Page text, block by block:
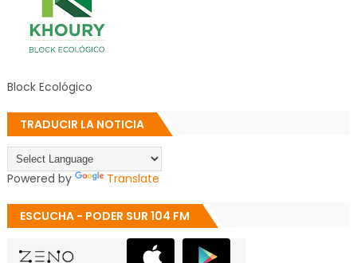
Block Ecológico
TRADUCIR LA NOTICIA
Powered by Translate
ESCUCHA - PODER SUR 104 FM